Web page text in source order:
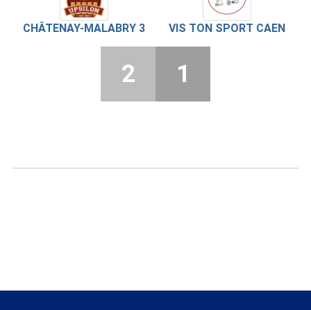
CHÂTENAY-MALABRY 3 VIS TON SPORT CAEN
2 1